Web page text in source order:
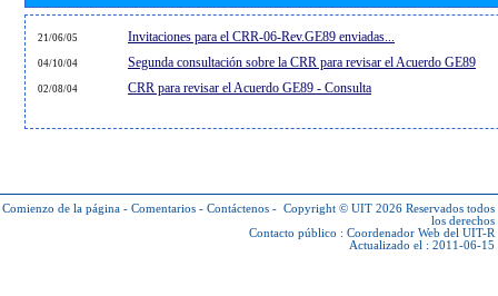
21/06/05 Invitaciones para el CRR-06-Rev.GE89 enviadas...
04/10/04 Segunda consultación sobre la CRR para revisar el Acuerdo GE89
02/08/04 CRR para revisar el Acuerdo GE89 - Consulta
Comienzo de la página - Comentarios - Contáctenos - Copyright © UIT 2026 Reservados todos
los derechos
Contacto público : Coordenador Web del UIT-R
Actualizado el : 2011-06-15